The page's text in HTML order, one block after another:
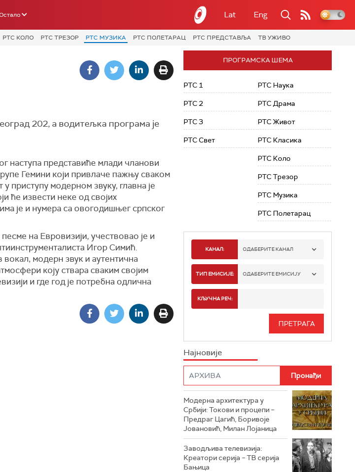
Lat Eng
РТС КОЛО РТС ТРЕЗОР РТС МУЗИКА РТС ПОЛЕТАРАЦ РТС ПРЕДСТАВЉА ТВ УЖИВО
202, а водитељка програма је
наступа представиће млади чланови
Гемини који привлаче пажњу сваком
приступу модерном звуку, главна је
ће извести неке од својих
је и нумера са овогодишњег српског
на Евровизији, учествовао је и
Игор Симић.
модерн звук и аутентична
коју ствара сваким својим
и где год је потребна одлична
ПРОГРАМСКА ШЕМА
РТС 1
РТС 2
РТС 3
РТС Свет
РТС Наука
РТС Драма
РТС Живот
РТС Класика
РТС Коло
РТС Трезор
РТС Музика
РТС Полетарац
КАНАЛ: ОДАБЕРИТЕ КАНАЛ
РТС 1
РТС 3
РТС ЖИВОТ
РТС КЛАСИКА
РТС ТРЕЗОР
ТИП ЕМИСИЈЕ: ОДАБЕРИТЕ ЕМИСИЈУ
КЉУЧНА РЕЧ:
Најновије
Модерна архитектура у
Србији: Токови и процепи –
Предраг Цагић, Боривоје
Јовановић, Милан Лојаница
Заводљива телевизија:
Креатори серија – ТВ серија
Бањица